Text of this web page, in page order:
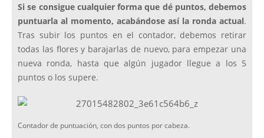
Si se consigue cualquier forma que dé puntos, debemos
puntuarla al momento, acabándose así la ronda actual.
Tras subir los puntos en el contador, debemos retirar
todas las flores y barajarlas de nuevo, para empezar una
nueva ronda, hasta que algún jugador llegue a los 5
puntos o los supere.
Contador de puntuación, con dos puntos por cabeza.